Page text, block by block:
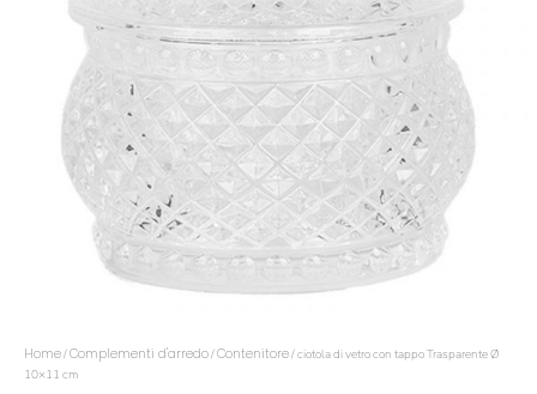
Home/Complementi d'arredo/Contenitore/ ciotola di vetro con tappo Trasparente Ø
10×11 cm